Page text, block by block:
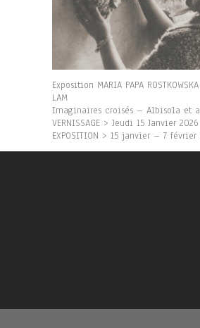
Exposition MARIA PAPA
LAM
Imaginaires croisés – Albisola et
VERNISSAGE > Jeudi 15 Janvier
EXPOSITION > 15 janvier – 7 février